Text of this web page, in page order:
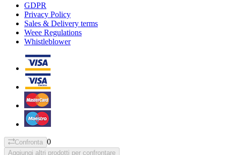
GDPR
Privacy Policy
Sales & Delivery terms
Weee Regulations
Whistleblower
Confronta 0
Aggiungi altri prodotti per confrontare